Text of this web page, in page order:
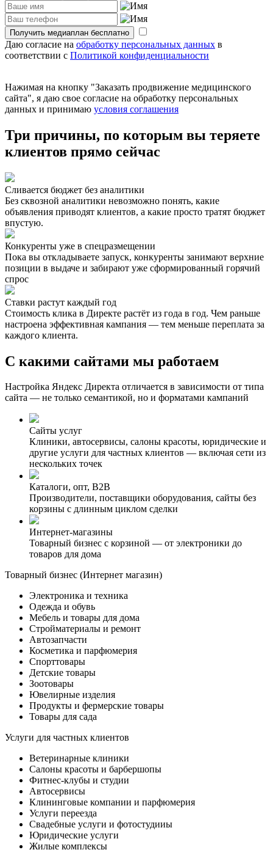
Получить медиаплан бесплатно
Даю согласие на обработку персональных данных в
соответствии с Политикой конфиденциальности
Нажимая на кнопку "Заказать продвижение медицинского
сайта", я даю свое согласие на обработку персональных
данных и принимаю условия соглашения
Три причины, по которым вы теряете
клиентов прямо сейчас
Сливается бюджет без аналитики
Без сквозной аналитики невозможно понять, какие
объявления приводят клиентов, а какие просто тратят бюджет
впустую.
Конкуренты уже в спецразмещении
Пока вы откладываете запуск, конкуренты занимают верхние
позиции в выдаче и забирают уже сформированный горячий
спрос
Ставки растут каждый год
Стоимость клика в Директе растёт из года в год. Чем раньше
настроена эффективная кампания — тем меньше переплата за
каждого клиента.
С какими сайтами мы работаем
Настройка Яндекс Директа отличается в зависимости от типа
сайта — не только семантикой, но и форматами кампаний
Сайты услуг
Клиники, автосервисы, салоны красоты, юридические и
другие услуги для частных клиентов — включая сети из
нескольких точек
Каталоги, опт, B2B
Производители, поставщики оборудования, сайты без
корзины с длинным циклом сделки
Интернет-магазины
Товарный бизнес с корзиной — от электроники до
товаров для дома
Товарный бизнес (Интернет магазин)
Электроника и техника
Одежда и обувь
Мебель и товары для дома
Стройматериалы и ремонт
Автозапчасти
Косметика и парфюмерия
Спорттовары
Детские товары
Зоотовары
Ювелирные изделия
Продукты и фермерские товары
Товары для сада
Услуги для частных клиентов
Ветеринарные клиники
Салоны красоты и барбершопы
Фитнес-клубы и студии
Автосервисы
Клининговые компании и парфюмерия
Услуги переезда
Свадебные услуги и фотостудииы
Юридические услуги
Жилые комплексы